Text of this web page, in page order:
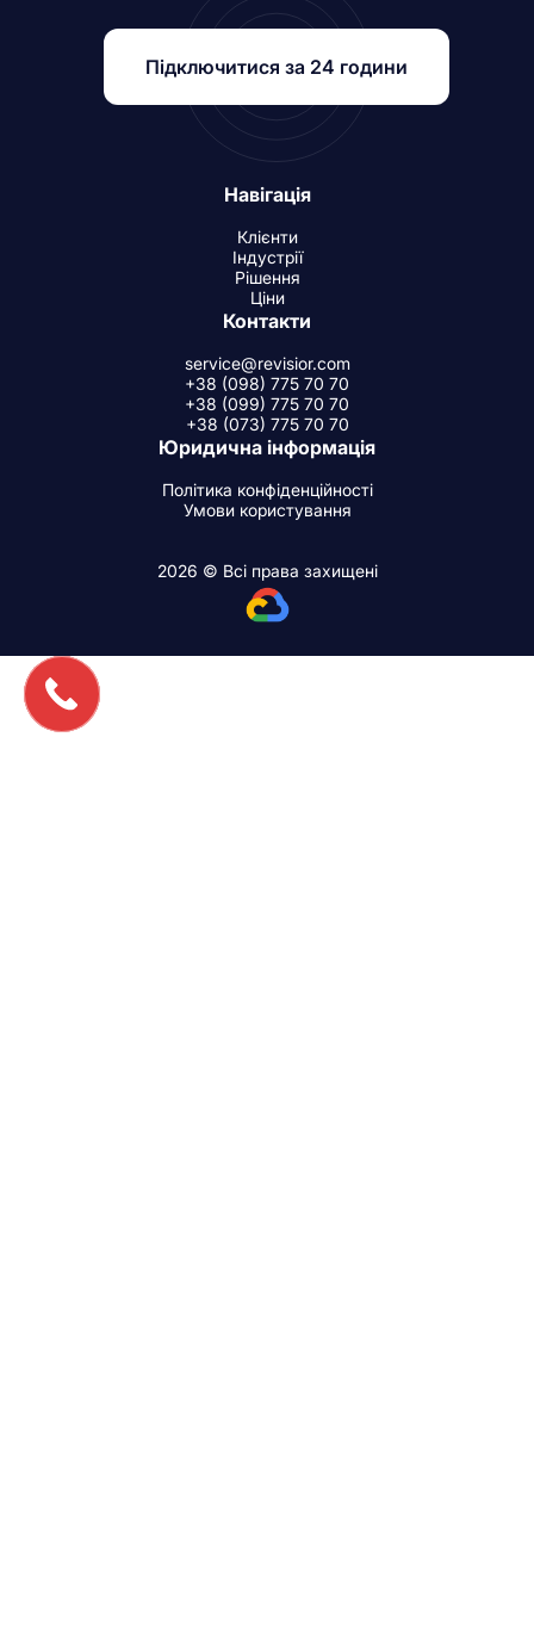
Навігація
Клієнти
Індустрії
Рішення
Ціни
Контакти
service@revisior.com
+38 (098) 775 70 70
+38 (099) 775 70 70
+38 (073) 775 70 70
Юридична інформація
Політика конфіденційності
Умови користування
Підключитися за 24 години
2026 © Всі права захищені